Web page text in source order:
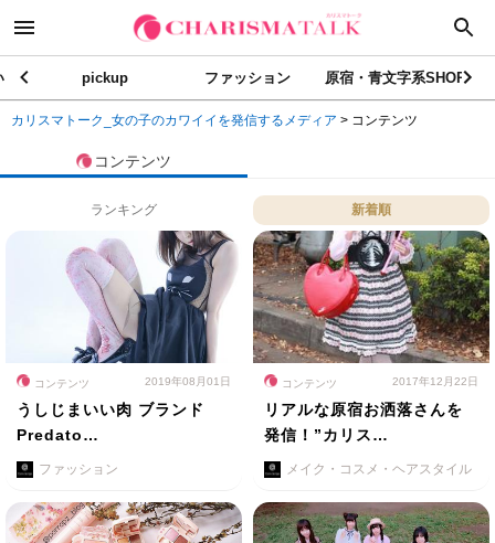
pickup ファッション 原宿・青文字系SHOP
カリスマトーク_女の子のカワイイを発信するメディア > コンテンツ
コンテンツ
ランキング 新着順
コンテンツ 2019年08月01日
うしじまいい肉 ブランド
Predato…
ファッション
コンテンツ 2017年12月22日
リアルな原宿お洒落さんを
発信！”カリス…
メイク・コスメ・ヘアスタイル